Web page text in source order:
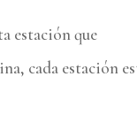
estación que
cada estación